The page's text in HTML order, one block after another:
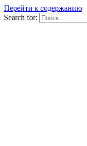
Перейти к содержанию
Search for: